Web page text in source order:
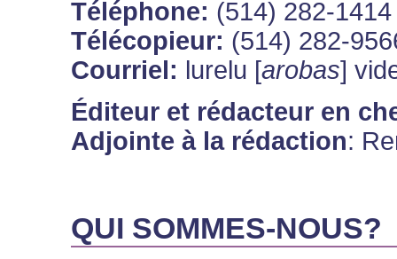
Téléphone: (514) 282-1414
Télécopieur: (514) 282-
Courriel: lurelu [arobas]
Éditeur et rédacteur en
Adjointe à la rédaction:
QUI SOMMES-NOUS?